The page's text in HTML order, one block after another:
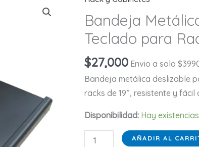
Bandeja
Teclado para
$27,000 Envio a solo
Bandeja metálica deslizable
racks de 19”, resistente y fácil
Disponibilidad: Hay existencias
Bandeja
AÑADIR AL
19”
cantidad